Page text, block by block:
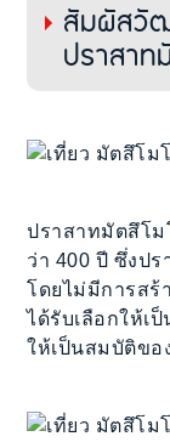
สัมผัสวั
ปราสาท
ปราสาทมัตสึโ
ว่า 400 ปี ซึ่งป
โดยไม่มีการสร้
ได้รับเลือกให้เ
ให้เป็นสมบัติข